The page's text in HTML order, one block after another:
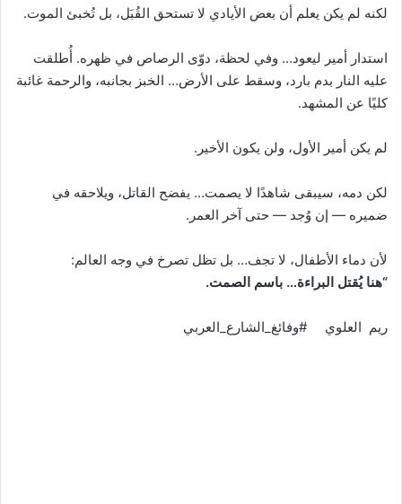
لكنه لم يكن يعلم أن بعض الأيادي لا تستحق القُبَل، بل تُخبئ الموت.
استدار أمير ليعود… وفي لحظة، دوّى الرصاص في ظهره. أُطلقت
عليه النار بدم بارد، وسقط على الأرض… الخبز بجانبه، والرحمة غائبة
كليًا عن المشهد.
لم يكن أمير الأول، ولن يكون الأخير.
لكن دمه، سيبقى شاهدًا لا يصمت… يفضح القاتل، ويلاحقه في
ضميره — إن وُجد — حتى آخر العمر.
لأن دماء الأطفال، لا تجف… بل تظل تصرخ في وجه العالم:
“هنا يُقتل البراءة… باسم الصمت.
ريم العلوي #وفائغ_الشارع_العربي